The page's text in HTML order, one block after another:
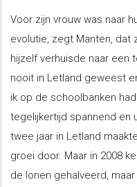
Voor zijn vrouw was naar
evolutie, zegt Manten, dat
hijzelf verhuisde naar een
nooit in Letland geweest
ik op de schoolbanken
tegelijkertijd spannend en
twee jaar in Letland
groei door. Maar in 2008
de lonen gehalveerd,